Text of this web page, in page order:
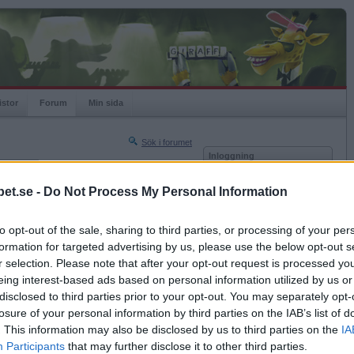
- Do Not Process My Personal Information
opt-out of the sale, sharing to third parties, or processing of your
for targeted advertising by us, please use the below opt-out
selection. Please note that after your opt-out request is processed
interest-based ads based on personal information utilized by us
to third parties prior to your opt-out. You may separately
of your personal information by third parties on the IAB’s list of
This information may also be disclosed by us to third parties on the
Participants that may further disclose it to other third parties.
Forum Min sida
Sök i forumet
Nästa sida »
2019-01-06 15:30
Inloggning
Kom ihåg mig
Glömt ditt lösenord?
Få ny aktiveringslänk
Betapet är gratis!